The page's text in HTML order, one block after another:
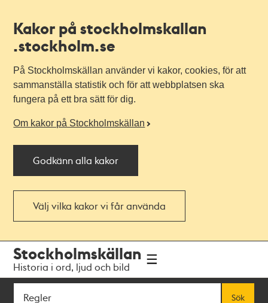
Kakor på stockholmskallan
.stockholm.se
På Stockholmskällan använder vi kakor, cookies, för att
sammanställa statistik och för att webbplatsen ska
fungera på ett bra sätt för dig.
Om kakor på Stockholmskällan
Godkänn alla kakor
Välj vilka kakor vi får använda
navigationen
huvudinnehållet
Stockholmskällan
Historia i ord, ljud och bild
Sök
Sök